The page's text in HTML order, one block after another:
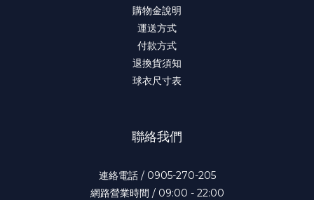
購物金說明
運送方式
付款方式
退換貨須知
球衣尺寸表
聯絡我們
連絡電話 / 0905-270-205
網路營業時間 / 09:00 - 22:00